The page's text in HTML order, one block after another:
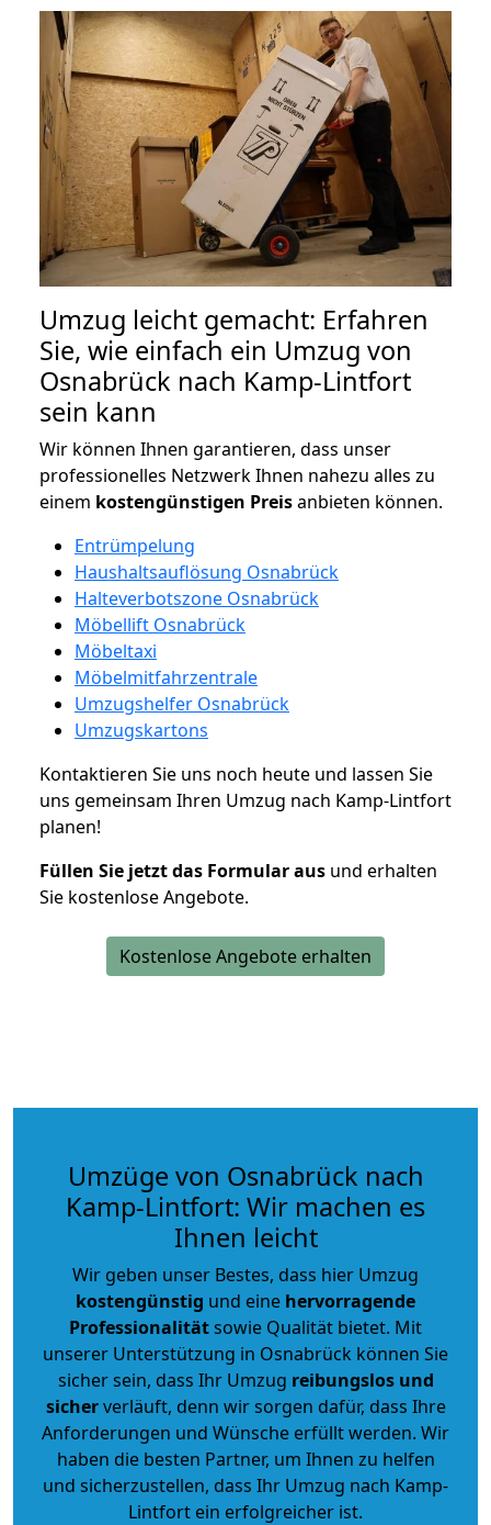
Umzug leicht gemacht: Erfahren
Sie, wie einfach ein Umzug von
Osnabrück nach Kamp-Lintfort
sein kann
Wir können Ihnen garantieren, dass unser
professionelles Netzwerk Ihnen nahezu alles zu
einem kostengünstigen Preisanbieten können.
Entrümpelung
Haushaltsauflösung Osnabrück
Halteverbotszone Osnabrück
Möbellift Osnabrück
Möbeltaxi
Möbelmitfahrzentrale
Umzugshelfer Osnabrück
Umzugskartons
Kontaktieren Sie uns noch heute und lassen Sie
uns gemeinsam Ihren Umzug nach Kamp-Lintfort
planen!
Füllen Sie jetzt das Formular aus und erhalten
Sie kostenlose Angebote.
Kostenlose Angebote erhalten
Umzüge von Osnabrück nach
Kamp-Lintfort: Wir machen es
Ihnen leicht
Wir geben unser Bestes, dass hier Umzug
kostengünstig und eine hervorragende
Professionalitätsowie Qualität bietet. Mit
unserer Unterstützung in Osnabrück können Sie
sicher sein, dass Ihr Umzug reibungslos und
sicherverläuft, denn wir sorgen dafür, dass Ihre
Anforderungen und Wünsche erfüllt werden. Wir
haben die besten Partner, um Ihnen zu helfen
und sicherzustellen, dass Ihr Umzug nach Kamp-
Lintfort ein erfolgreicher ist.